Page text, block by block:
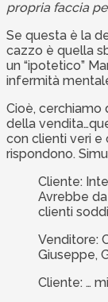
propria faccia
Se questa è la
cazzo è quella
un “ipotetico”
infermità
Cioè, cerchiamo
della
con clienti veri e
rispondono.
Cliente:
Avrebbe
clienti
Venditore:
Giuseppe,
Cliente: …